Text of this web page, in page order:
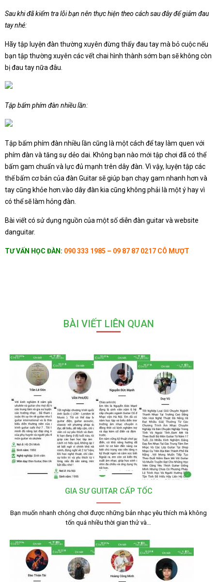
Sau khi đã kiểm tra lỗi bạn nên thực hiện theo cách sau đây để giảm đau
tay nhé:
Hãy tập luyện đàn thường xuyên đừng thấy đau tay mà bỏ cuộc nếu
bạn tập thường xuyên các vết chai hình thành sớm bạn sẽ không còn
bị đau tay nữa đâu.
Tập bấm phím đàn nhiều lần:
Tập bấm phím đàn nhiều lần cũng là một cách để tay làm quen với
phím đàn và tăng sự dẻo dai. Không bạn nào mới tập chơi đã có thể
bấm gam chuẩn và lực đủ mạnh trên dây đàn. Vì vậy, luyện tập các
thế bấm cơ bản của đàn Guitar sẽ giúp bạn chạy gam nhanh hơn và
tay cũng khỏe hơn.vào dây đàn kia cũng không phải là một ý hay vì
có thể sẽ làm hỏng đàn.
Bài viết có sử dụng nguồn của một số diễn đàn guitar và website
danguitar.
TƯ VẤN HỌC ĐÀN: 090 333 1985 – 09 87 87 0217 CÔ MƯỢT
BÀI VIẾT LIÊN QUAN
GIA SƯ GUITAR CẤP TỐC
Bạn muốn nhanh chóng chơi được những bản nhạc yêu thích mà không
tốn quá nhiều thời gian thử và…